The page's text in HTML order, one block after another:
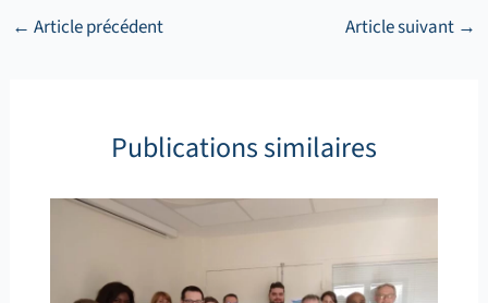
← Article précédent Article suivant →
Publications similaires